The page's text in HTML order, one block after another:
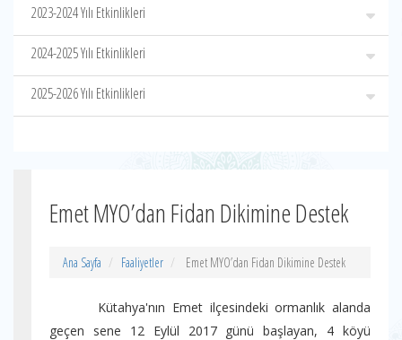
2023-2024 Yılı Etkinlikleri
2024-2025 Yılı Etkinlikleri
2025-2026 Yılı Etkinlikleri
Emet MYO’dan Fidan Dikimine Destek
Ana Sayfa Faaliyetler Emet MYO’dan Fidan Dikimine Destek
Kütahya'nın Emet ilçesindeki ormanlık alanda
geçen sene 12 Eylül 2017 günü başlayan, 4 köyü